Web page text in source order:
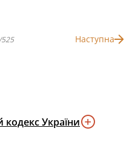
Наступна
України